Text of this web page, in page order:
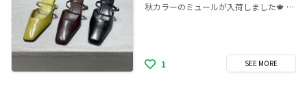
秋カラーのミュールが入荷しました🍁 レトロ感あるカラーが、コーディネートをトレンディに仕上げてくれます♡ スニーカーソールで安定して履けるのもオススメのポイントです♪ ぜひ店頭でご覧ください✨
1 SEE MORE